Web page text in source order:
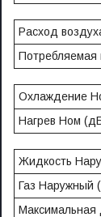
Расход
Охлаждение
Нагрев Ном
Жидкость
Газ Наружный
Максимальная